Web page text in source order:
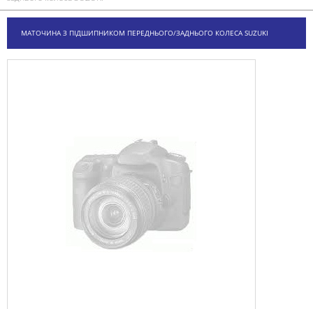
МАТОЧИНА З ПІДШИПНИКОМ ПЕРЕДНЬОГО/ЗАДНЬОГО КОЛЕСА SUZUKI